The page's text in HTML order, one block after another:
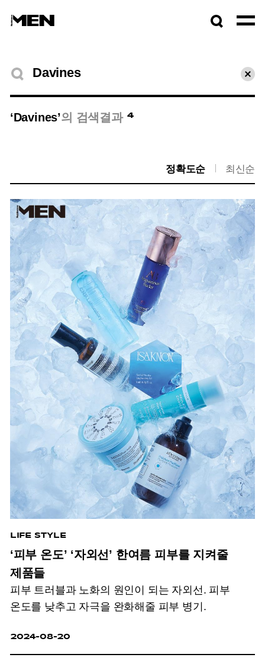
검색결과
초기
‘Davines’의 검색결과 4
정확도순 최신순
LIFE STYLE
‘피부 온도’ ‘자외선’ 한여름 피부를 지켜줄
제품들
피부 트러블과 노화의 원인이 되는 자외선. 피부
온도를 낮추고 자극을 완화해줄 피부 병기.
2024-08-20